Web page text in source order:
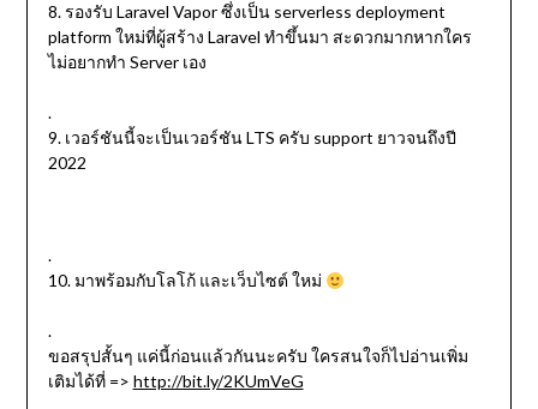
8. รองรับ Laravel Vapor ซึ่งเป็น serverless deployment
platform ใหม่ที่ผู้สร้าง Laravel ทำขึ้นมา สะดวกมากหากใคร
ไม่อยากทำ Server เอง
.
9. เวอร์ชันนี้จะเป็นเวอร์ชัน LTS ครับ support ยาวจนถึงปี
2022
.
10. มาพร้อมกับโลโก้ และเว็บไซต์ ใหม่
.
ขอสรุปสั้นๆ แค่นี้ก่อนแล้วกันนะครับ ใครสนใจก็ไปอ่านเพิ่ม
เติมได้ที่ => http://bit.ly/2KUmVeG